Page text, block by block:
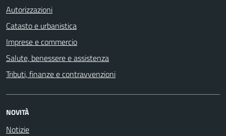
Autorizzazioni
Catasto e urbanistica
Imprese e commercio
Salute, benessere e assistenza
Tributi, finanze e contravvenzioni
NOVITÀ
Notizie